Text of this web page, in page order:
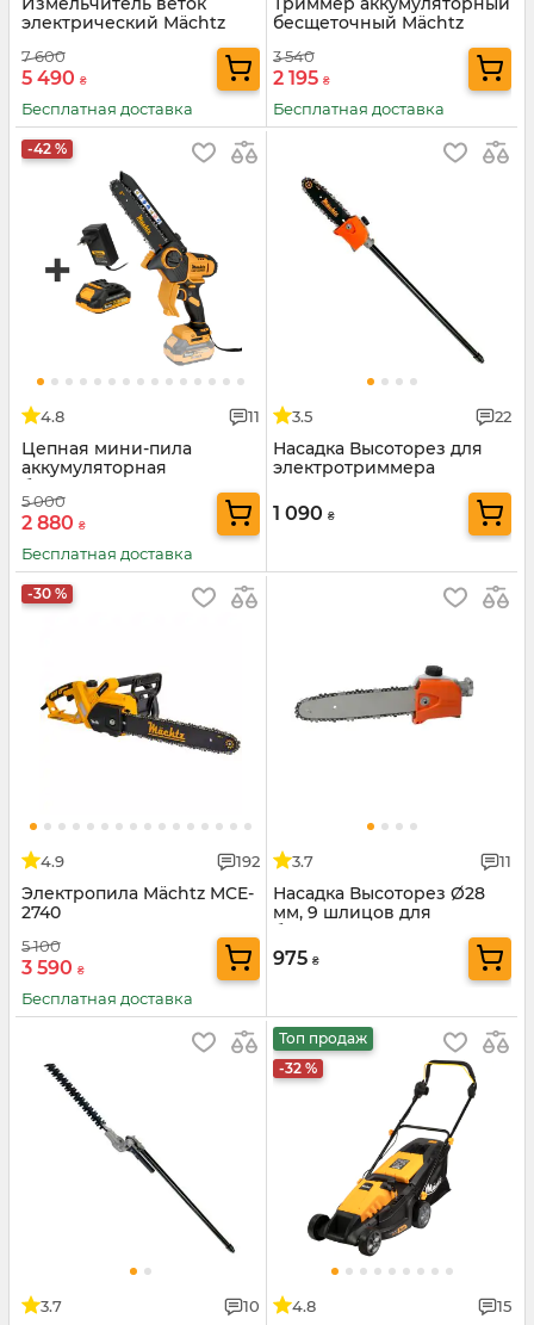
электрический Mächtz
7 600
5 490 ₴
Бесплатная доставка
бесщеточный Mächtz
3 540
2 195 ₴
Бесплатная доставка
-42 %
4.8 11
Цепная мини-пила
аккумуляторная
бесщеточная Mächtz MCE-
M2030+АКБ 2.0А·ч+ЗУ 1.5А
5 000
2 880 ₴
Бесплатная доставка
3.5 22
Насадка Высоторез для
электротриммера
1 090 ₴
-30 %
4.9 192
Электропила Mächtz MCE-
2740
5 100
3 590 ₴
Бесплатная доставка
3.7 11
Насадка Высоторез Ø28
мм, 9 шлицов для
бензотриммера
975 ₴
3.7 10
Топ продаж
-32 %
4.8 15